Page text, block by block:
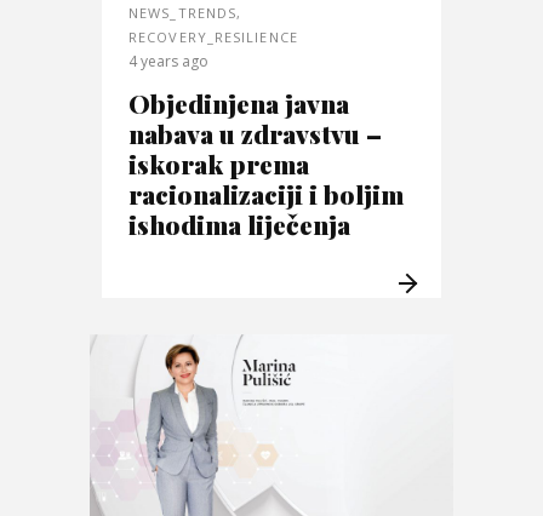
NEWS_TRENDS,
RECOVERY_RESILIENCE
4 years ago
Objedinjena javna
nabava u zdravstvu –
iskorak prema
racionalizaciji i boljim
ishodima liječenja